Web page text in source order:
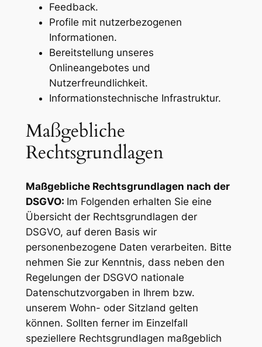
Feedback.
Profile mit nutzerbezogenen
Informationen.
Bereitstellung unseres
Onlineangebotes und
Nutzerfreundlichkeit.
Informationstechnische Infrastruktur.
Maßgebliche
Rechtsgrundlagen
Maßgebliche Rechtsgrundlagen nach der
DSGVO: Im Folgenden erhalten Sie eine
Übersicht der Rechtsgrundlagen der
DSGVO, auf deren Basis wir
personenbezogene Daten verarbeiten. Bitte
nehmen Sie zur Kenntnis, dass neben den
Regelungen der DSGVO nationale
Datenschutzvorgaben in Ihrem bzw.
unserem Wohn- oder Sitzland gelten
können. Sollten ferner im Einzelfall
speziellere Rechtsgrundlagen maßgeblich